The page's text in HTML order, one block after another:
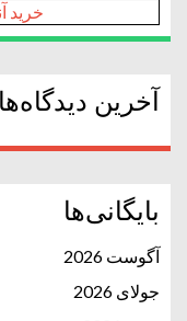
خرید
آخرین دیدگاه‌ها
بایگانی‌ها
آگوست 2026
جولای 2026